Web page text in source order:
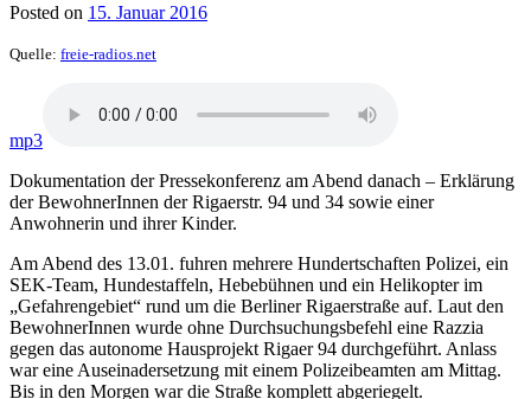
Posted on 15. Januar 2016
Quelle: freie-radios.net
mp3
Dokumentation der Pressekonferenz am Abend danach – Erklärung
der BewohnerInnen der Rigaerstr. 94 und 34 sowie einer
Anwohnerin und ihrer Kinder.
Am Abend des 13.01. fuhren mehrere Hundertschaften Polizei, ein
SEK-Team, Hundestaffeln, Hebebühnen und ein Helikopter im
„Gefahrengebiet“ rund um die Berliner Rigaerstraße auf. Laut den
BewohnerInnen wurde ohne Durchsuchungsbefehl eine Razzia
gegen das autonome Hausprojekt Rigaer 94 durchgeführt. Anlass
war eine Auseinadersetzung mit einem Polizeibeamten am Mittag.
Bis in den Morgen war die Straße komplett abgeriegelt.